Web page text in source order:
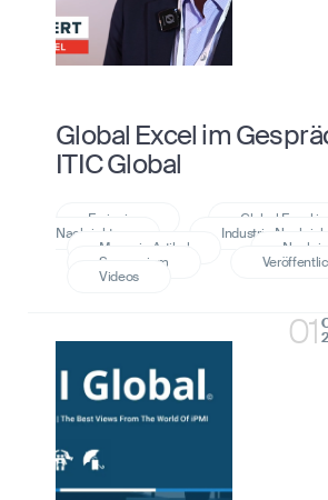
Global Excel im
ITIC Global
01